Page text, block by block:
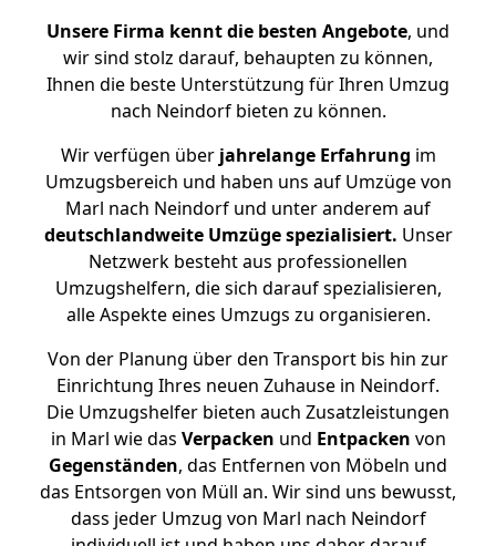
Unsere Firma kennt die besten Angebote, und
wir sind stolz darauf, behaupten zu können,
Ihnen die beste Unterstützung für Ihren Umzug
nach Neindorf bieten zu können.
Wir verfügen überjahrelange Erfahrung im
Umzugsbereich und haben uns auf Umzüge von
Marl nach Neindorf und unter anderem auf
deutschlandweite Umzüge spezialisiert. Unser
Netzwerk besteht aus professionellen
Umzugshelfern, die sich darauf spezialisieren,
alle Aspekte eines Umzugs zu organisieren.
Von der Planung über den Transport bis hin zur
Einrichtung Ihres neuen Zuhause in Neindorf.
Die Umzugshelfer bieten auch Zusatzleistungen
in Marl wie das Verpacken und Entpacken von
Gegenständen, das Entfernen von Möbeln und
das Entsorgen von Müll an. Wir sind uns bewusst,
dass jeder Umzug von Marl nach Neindorf